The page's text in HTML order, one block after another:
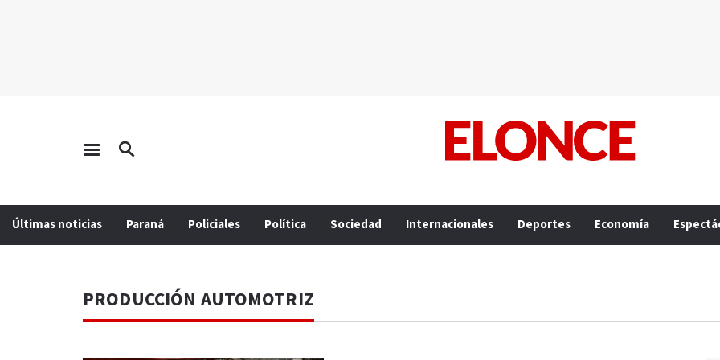
Últimas noticias Paraná Policiales Política Sociedad Internacionales Deportes Economía
PRODUCCIÓN AUTOMOTRIZ